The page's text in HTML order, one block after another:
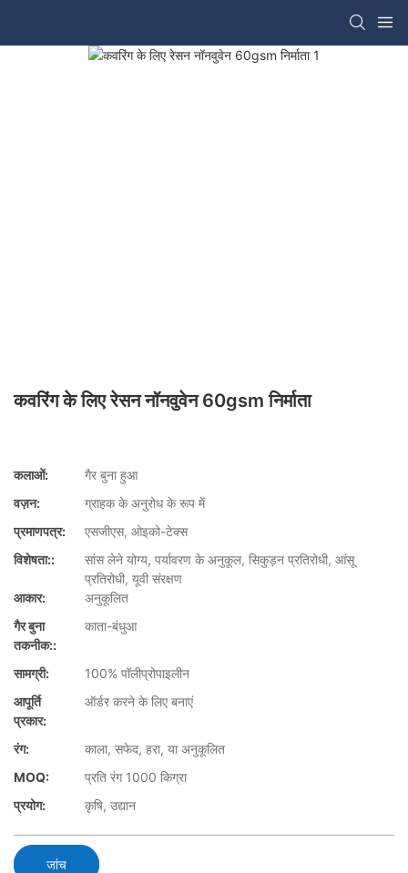
कवरिंग के लिए रेसन नॉनवुवेन 60gsm निर्माता
कलाओं:
गैर बुना हुआ
वज़न:
ग्राहक के अनुरोध के रूप में
प्रमाणपत्र:
एसजीएस, ओइको-टेक्स
विशेषता::
सांस लेने योग्य, पर्यावरण के अनुकूल, सिकुड़न प्रतिरोधी, आंसू
प्रतिरोधी, यूवी संरक्षण
आकार:
अनुकूलित
गैर बुना
तकनीक::
काता-बंधुआ
सामग्री:
100% पॉलीप्रोपाइलीन
आपूर्ति
प्रकार:
ऑर्डर करने के लिए बनाएं
रंग:
काला, सफेद, हरा, या अनुकूलित
MOQ:
प्रति रंग 1000 किग्रा
प्रयोग:
कृषि, उद्यान
जांच